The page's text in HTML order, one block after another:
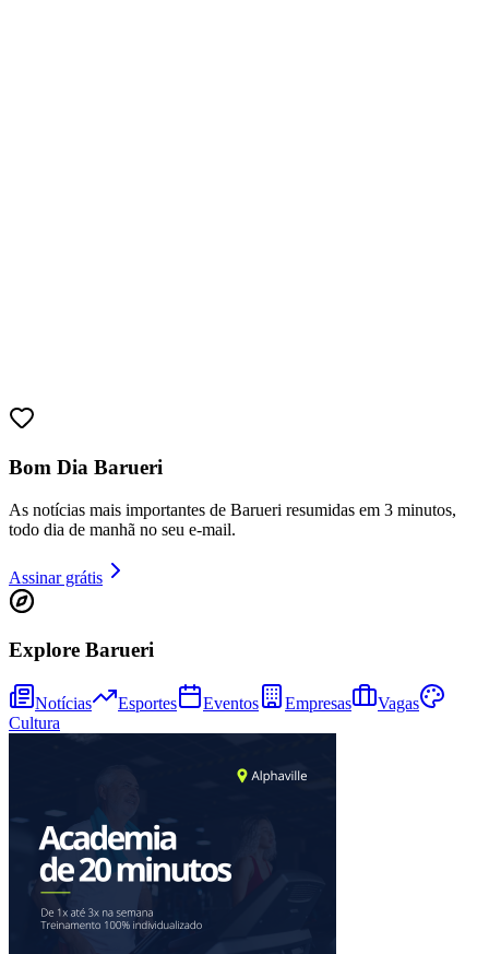
Cruzeiro
Bom Dia Barueri
As notícias mais importantes de Barueri resumidas em 3 minutos,
todo dia de manhã no seu e-mail.
Assinar grátis
Explore Barueri
Notícias Esportes Eventos Empresas
Vagas
Cultura